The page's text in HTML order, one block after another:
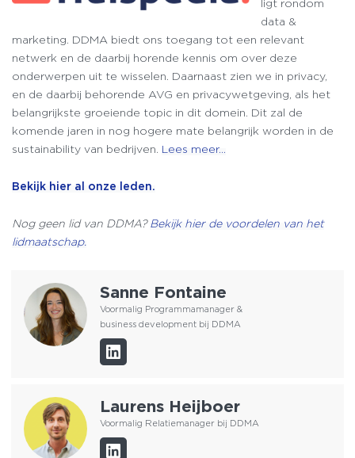
ligt rondom
data &
marketing. DDMA biedt ons toegang tot een relevant
netwerk en de daarbij horende kennis om over deze
onderwerpen uit te wisselen. Daarnaast zien we in privacy,
en de daarbij behorende AVG en privacywetgeving, als het
belangrijkste groeiende topic in dit domein. Dit zal de
komende jaren in nog hogere mate belangrijk worden in de
sustainability van bedrijven. Lees meer…
Bekijk hier al onze leden.
Nog geen lid van DDMA?Bekijk hier de voordelen van het
lidmaatschap.
Sanne Fontaine
Voormalig Programmamanager &
business development bij DDMA
Laurens Heijboer
Voormalig Relatiemanager bij DDMA